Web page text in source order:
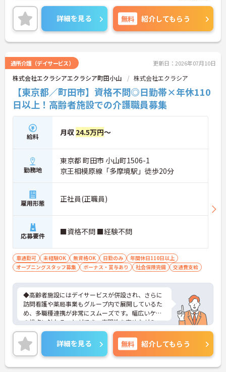
キルアップできる土壌があります。
◆「学びたい」という意欲を全力で応援する職場で
す。資格取得支援制度を利用すれば、介護職員初任
者研修や実務者研修などの費用を会社負担で取得可
能です。資格を取得するごとにしっかりと給与に反
◆施設ごとの課題を話し合う「スタッフミーティン
グ」や、利用者様へのケアを考える「ケースカンフ
ァレンス」を実施しています。新人・ベテランに関
係なく意見交換を行い、みんなで解決策を考えるフ
ラットな関係性です。また、虐待防止研修などを通
じて「良いケア・悪いケア」の線引きを明確にし、
職員全員が安心して働ける、誇りを持てる職場環境
づくりに取り組んでいます。
詳細を見る 無料 紹介してもらう
通所介護（デイサービス） 更新日：2026年07月10日
株式会社エクラシアエクラシア町田小山 株式会社エクラシア
【東京都／町田市】資格不問◎日勤帯×年休110
日以上！高齢者施設での介護職員募集
給料 月収 24.5万円～
勤務地
東京都 町田市 小山町1506-1
京王相模原線「多摩境駅」徒歩20分
雇用形態 正社員(正職員)
応募要件 ■資格不問 ■経験不問
車通勤可 未経験OK 無資格OK 日勤のみ
年間休日110日以上
オープニングスタッフ募集
ボーナス・賞与あり 社会保険完備 交通費支給
◆高齢者施設にはデイサービスが併設され、さらに
訪問看護や薬局事業もグループ内で展開しているた
め、多職種連携が非常にスムーズです。幅広いケア
の視点に触れることができ、専門性を高めながらス
キルアップできる土壌があります。
◆「学びたい」という意欲を全力で応援する職場で
す。資格取得支援制度を利用すれば、介護職員初任
者研修や実務者研修などの費用を会社負担で取得可
能です。資格を取得するごとにしっかりと給与に反
詳細を見る 無料 紹介してもらう